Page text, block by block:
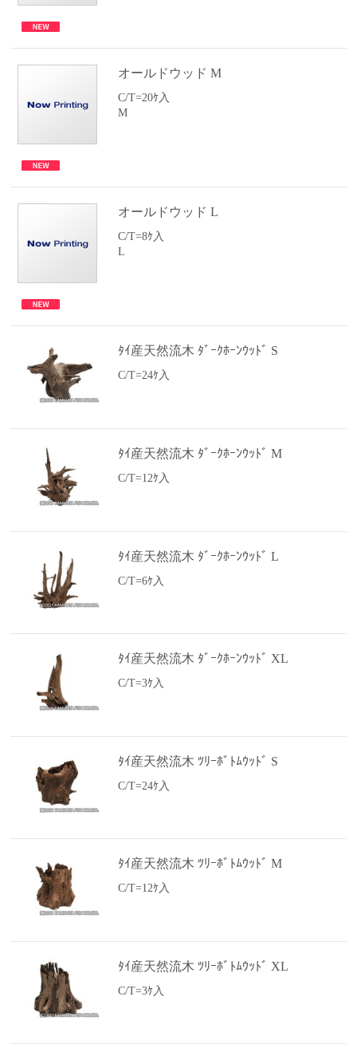
オールドウッド M
C/T=20ｹ入
M
オールドウッド L
C/T=8ｹ入
L
ﾀｲ産天然流木 ﾀﾞｰｸﾎｰﾝｳｯﾄﾞ S
C/T=24ｹ入
ﾀｲ産天然流木 ﾀﾞｰｸﾎｰﾝｳｯﾄﾞ M
C/T=12ｹ入
ﾀｲ産天然流木 ﾀﾞｰｸﾎｰﾝｳｯﾄﾞ L
C/T=6ｹ入
ﾀｲ産天然流木 ﾀﾞｰｸﾎｰﾝｳｯﾄﾞ XL
C/T=3ｹ入
ﾀｲ産天然流木 ﾂﾘｰﾎﾞﾄﾑｳｯﾄﾞ S
C/T=24ｹ入
ﾀｲ産天然流木 ﾂﾘｰﾎﾞﾄﾑｳｯﾄﾞ M
C/T=12ｹ入
ﾀｲ産天然流木 ﾂﾘｰﾎﾞﾄﾑｳｯﾄﾞ XL
C/T=3ｹ入